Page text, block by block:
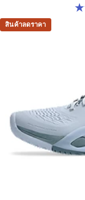
4.7 จาก 5 ดาว 203 รีวิว
สินค้าลดราคา